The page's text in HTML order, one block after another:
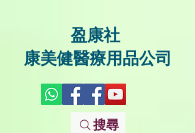
盈康社
康美健醫療用品公司
搜尋